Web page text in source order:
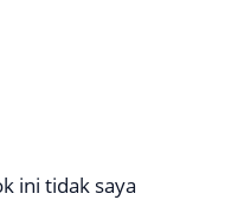
ini tidak saya